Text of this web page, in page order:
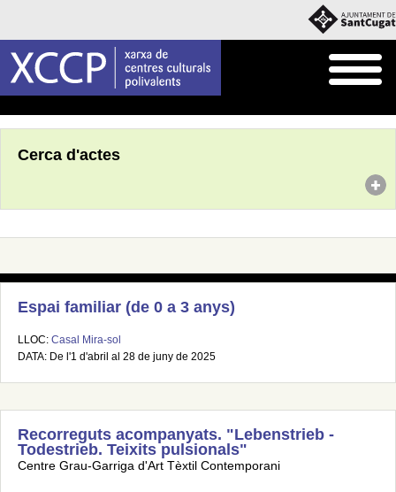
Cerca d'actes
Espai familiar (de 0 a 3 anys)
LLOC: Casal Mira-sol
DATA: De l'1 d'abril al 28 de juny de 2025
Recorreguts acompanyats. "Lebenstrieb -
Todestrieb. Teixits pulsionals"
Centre Grau-Garriga d'Art Tèxtil Contemporani